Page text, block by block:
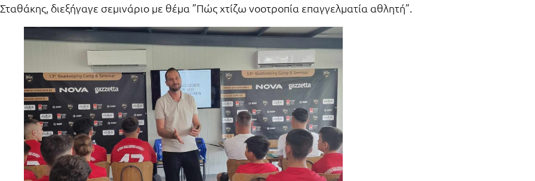
Σταθάκης, διεξήγαγε σεμινάριο με θέμα ”Πώς χτίζω νοοτροπία επαγγελματία αθλητή”.